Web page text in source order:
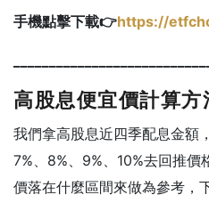
手機點擊下載👉https://
高股息便宜價計算方
我們拿高股息近四季配息金額
7%、8%、9%、10%去回推
價落在什麼區間來做為參考，